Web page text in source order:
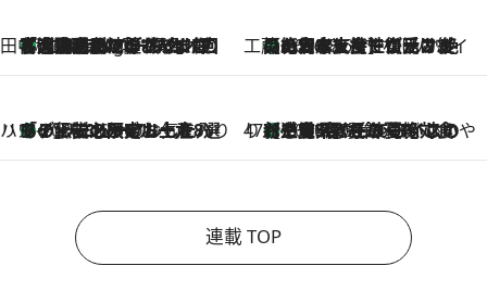
田中稲の勝手に再ブーム
1 Hour Ago
「湘南乃風に憧れて」観客大盛上がりの“タオル回し”に、ラッパー顔負けの高速歌唱まで…さだまさし（74）のアグレッシブすぎる現在地 工藤まやのおもてなしハワイ
2026.8.6
【ハワイ土産】ローカルの絶大な支持で復活！ 絶品の幻クッキー《元ファンの日本人女性が受け継いだ名店》
ハワイ賢者 リサのお気に入りリスト2026.8.6
あの伝説の限定トートも！ リニューアルした「ディーン＆デルーカ ハワイ」で必須のお土産8選 47都道府県の手みやげ ひんやりスイーツで夏を満喫
2026.8.6
【三重県】この夏絶対食べたい 冷やしておいしいおやつ3選 お餅×アイスの新感覚スイーツ
連載 TOP